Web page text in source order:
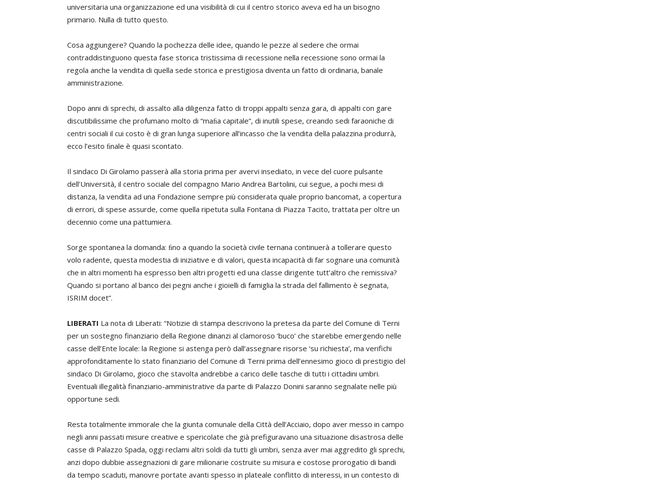
universitaria una organizzazione ed una visibilità di cui il centro storico aveva ed ha un bisogno
primario. Nulla di tutto questo.
Cosa aggiungere? Quando la pochezza delle idee, quando le pezze al sedere che ormai
contraddistinguono questa fase storica tristissima di recessione nella recessione sono ormai la
regola anche la vendita di quella sede storica e prestigiosa diventa un fatto di ordinaria, banale
amministrazione.
Dopo anni di sprechi, di assalto alla diligenza fatto di troppi appalti senza gara, di appalti con gare
discutibilissime che profumano molto di “maﬁa capitale”, di inutili spese, creando sedi faraoniche di
centri sociali il cui costo è di gran lunga superiore all’incasso che la vendita della palazzina produrrà,
ecco l’esito ﬁnale è quasi scontato.
Il sindaco Di Girolamo passerà alla storia prima per avervi insediato, in vece del cuore pulsante
dell’Università, il centro sociale del compagno Mario Andrea Bartolini, cui segue, a pochi mesi di
distanza, la vendita ad una Fondazione sempre più considerata quale proprio bancomat, a copertura
di errori, di spese assurde, come quella ripetuta sulla Fontana di Piazza Tacito, trattata per oltre un
decennio come una pattumiera.
Sorge spontanea la domanda: ﬁno a quando la società civile ternana continuerà a tollerare questo
volo radente, questa modestia di iniziative e di valori, questa incapacità di far sognare una comunità
che in altri momenti ha espresso ben altri progetti ed una classe dirigente tutt’altro che remissiva?
Quando si portano al banco dei pegni anche i gioielli di famiglia la strada del fallimento è segnata,
ISRIM docet”.
LIBERATI La nota di Liberati: “Notizie di stampa descrivono la pretesa da parte del Comune di Terni
per un sostegno finanziario della Regione dinanzi al clamoroso ‘buco’ che starebbe emergendo nelle
casse dell’Ente locale: la Regione si astenga però dall’assegnare risorse ‘su richiesta’, ma verifichi
approfonditamente lo stato finanziario del Comune di Terni prima dell’ennesimo gioco di prestigio del
sindaco Di Girolamo, gioco che stavolta andrebbe a carico delle tasche di tutti i cittadini umbri.
Eventuali illegalità finanziario-amministrative da parte di Palazzo Donini saranno segnalate nelle più
opportune sedi.
Resta totalmente immorale che la giunta comunale della Città dell’Acciaio, dopo aver messo in campo
negli anni passati misure creative e spericolate che già prefiguravano una situazione disastrosa delle
casse di Palazzo Spada, oggi reclami altri soldi da tutti gli umbri, senza aver mai aggredito gli sprechi,
anzi dopo dubbie assegnazioni di gare milionarie costruite su misura e costose prorogatio di bandi
da tempo scaduti, manovre portate avanti spesso in plateale conflitto di interessi, in un contesto di